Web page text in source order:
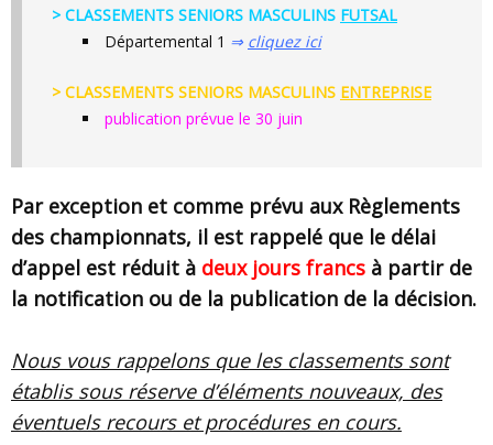
> CLASSEMENTS SENIORS MASCULINS FUTSAL
Départemental 1 ⇒ cliquez ici
> CLASSEMENTS SENIORS MASCULINS ENTREPRISE
publication prévue le 30 juin
Par exception et comme prévu aux Règlements
des championnats, il est rappelé que le délai
d’appel est réduit à deux jours francs à partir de
la notification ou de la publication de la décision.
Nous vous rappelons que les classements sont
établis sous réserve d’éléments nouveaux, des
éventuels recours et procédures en cours.